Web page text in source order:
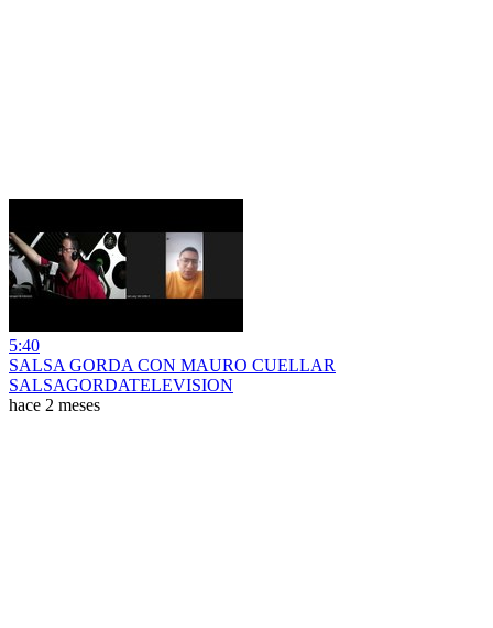
5:40
SALSA GORDA CON MAURO CUELLAR
SALSAGORDATELEVISION
hace 2 meses